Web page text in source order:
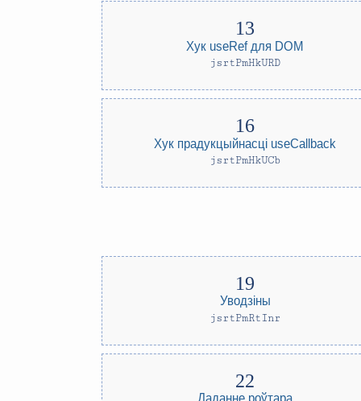
Хук useRef для DOM
jsrtPmHkURD
Хук прадукцыйнасці useCallback
jsrtPmHkUCb
Уводзіны
jsrtPmRtInr